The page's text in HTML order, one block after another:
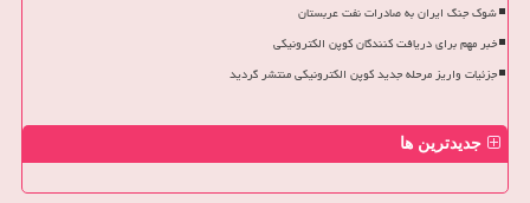
شوک جنگ ایران به صادرات نفت عربستان
خبر مهم برای دریافت کنندگان کوپن الکترونیکی
جزئیات واریز مرحله جدید کوپن الکترونیکی منتشر گردید
جدیدترین ها